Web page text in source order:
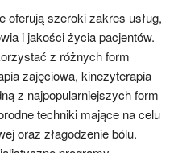
oferują szeroki zakres usług,
i jakości życia pacjentów.
z różnych form
zajęciowa, kinezyterapia
z najpopularniejszych form
techniki mające na celu
oraz złagodzenie bólu.